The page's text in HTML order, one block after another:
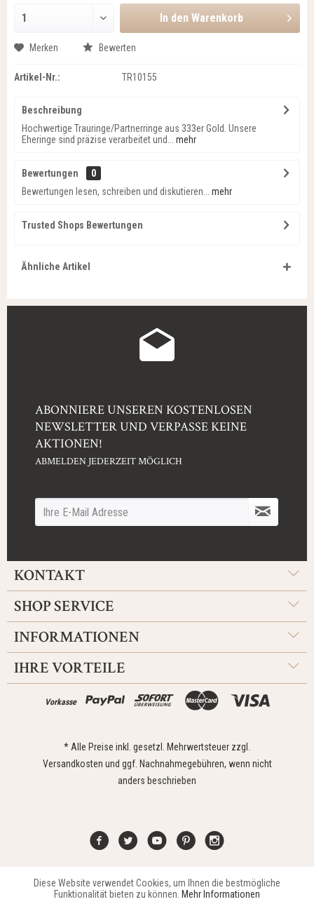
In den Warenkorb
Merken Bewerten
Artikel-Nr.: TR10155
Beschreibung
Hochwertige Trauringe/Partnerringe aus 333er Gold. Unsere
Eheringe sind präzise verarbeitet und...
mehr
Bewertungen
0
Bewertungen lesen, schreiben und diskutieren...
mehr
Trusted Shops Bewertungen
Ähnliche Artikel
ABONNIERE UNSEREN KOSTENLOSEN
NEWSLETTER UND VERPASSE KEINE
AKTIONEN!
ABMELDEN JEDERZEIT MÖGLICH
KONTAKT
SHOP SERVICE
INFORMATIONEN
IHRE VORTEILE
Vorkasse
* Alle Preise inkl. gesetzl. Mehrwertsteuer zzgl.
Versandkosten und ggf. Nachnahmegebühren, wenn nicht
anders beschrieben
Kontakt Widerrufsrecht Impressum Versand Datenschutz
Funktionale Aktiv
Diese Website verwendet Cookies, um Ihnen die bestmögliche
Funktionalität bieten zu können. Mehr Informationen